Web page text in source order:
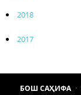
2018
2017
БОШ САҲИФА